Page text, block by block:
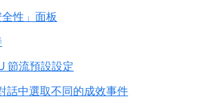
全性」面板
節流預設設定
話中選取不同的成效事件